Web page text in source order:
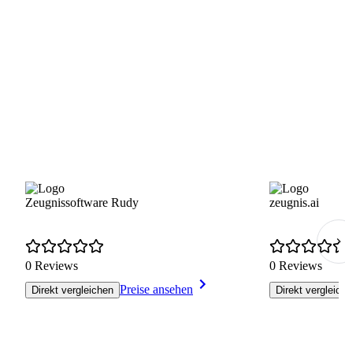
Zeugnissoftware Rudy
0 Reviews
Direkt vergleichen Preise ansehen
zeugnis.ai
0 Reviews
Direkt